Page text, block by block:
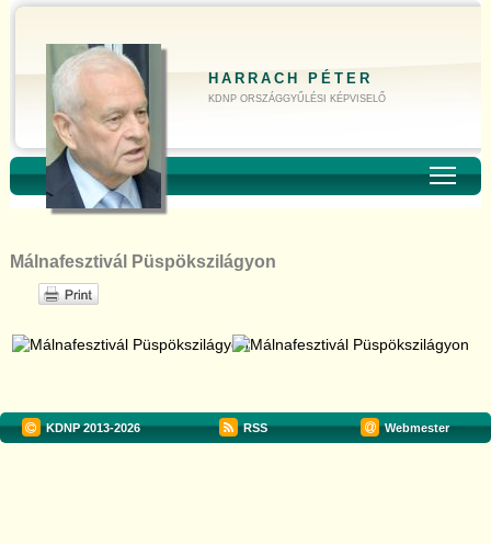
HARRACH PÉTER
KDNP ORSZÁGGYŰLÉSI KÉPVISELŐ
Málnafesztivál Püspökszilágyon
KDNP2013-2026 RSS Webmester